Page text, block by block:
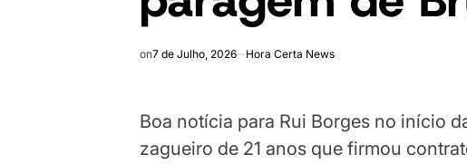
on7 de Julho, 2026 Hora Certa News
Boa notícia para Rui Borges no início
zagueiro de 21 anos que firmou